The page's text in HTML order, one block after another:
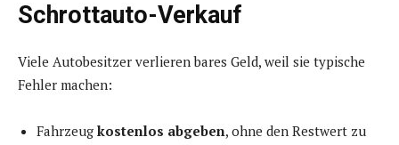
Schrottauto-Verkauf
Viele Autobesitzer verlieren bares Geld, weil sie typische
Fehler machen:
Fahrzeug kostenlos abgeben, ohne den Restwert zu